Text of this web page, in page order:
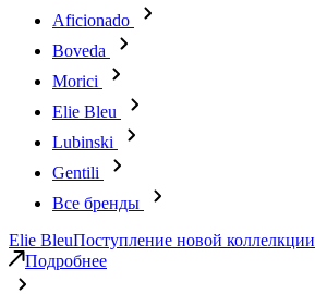
Aficionado
Boveda
Morici
Elie Bleu
Lubinski
Gentili
Все бренды
Elie BleuПоступление новой коллелкции
Подробнее